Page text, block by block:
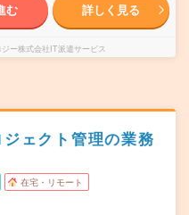
む 詳しく見る
ー株式会社IT派遣サービス
ェクト管理の業務
在宅・リモート